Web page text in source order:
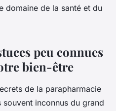
domaine de la santé et du
peu connues
bien-être
de la parapharmacie
inconnus du grand